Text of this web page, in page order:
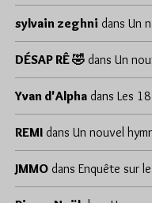
sylvain zeghni dans Un
DÉSAP RÊ 🤣 dans Un
Yvan d'Alpha dans Les
REMI dans Un nouvel
JMMO dans Enquête sur